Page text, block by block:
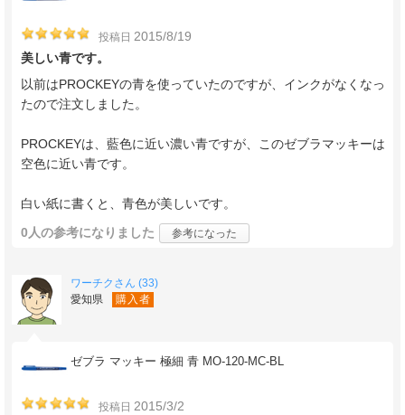
投稿日 2015/8/19
美しい青です。
以前はPROCKEYの青を使っていたのですが、インクがなくなっ
たので注文しました。
PROCKEYは、藍色に近い濃い青ですが、このゼブラマッキーは
空色に近い青です。
白い紙に書くと、青色が美しいです。
0人の参考になりました 参考になった
ワーチクさん (33)
愛知県
購入者
ゼブラ マッキー 極細 青 MO-120-MC-BL
投稿日 2015/3/2